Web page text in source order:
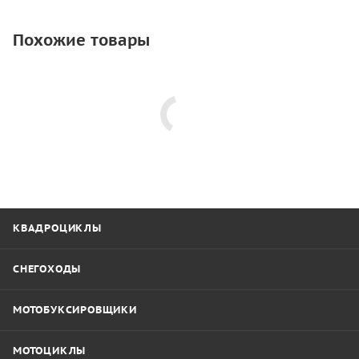
Похожие товары
КВАДРОЦИКЛЫ
СНЕГОХОДЫ
МОТОБУКСИРОВЩИКИ
МОТОЦИКЛЫ